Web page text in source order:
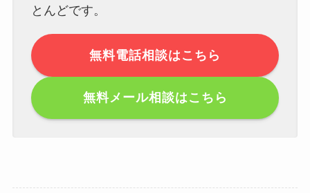
とんどです。
無料電話相談はこちら
無料メール相談はこちら